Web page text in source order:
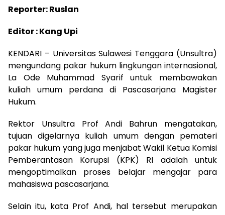
Reporter: Ruslan
Editor : Kang Upi
KENDARI – Universitas Sulawesi Tenggara (Unsultra)
mengundang pakar hukum lingkungan internasional,
La Ode Muhammad Syarif untuk membawakan
kuliah umum perdana di Pascasarjana Magister
Hukum.
Rektor Unsultra Prof Andi Bahrun mengatakan,
tujuan digelarnya kuliah umum dengan pemateri
pakar hukum yang juga menjabat Wakil Ketua Komisi
Pemberantasan Korupsi (KPK) RI adalah untuk
mengoptimalkan proses belajar mengajar para
mahasiswa pascasarjana.
Selain itu, kata Prof Andi, hal tersebut merupakan